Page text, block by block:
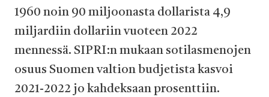
1960 noin 90 miljoonasta dollarista 4,9
miljardiin dollariin vuoteen 2022
mennessä. SIPRI:n mukaan sotilasmenojen
osuus Suomen valtion budjetista kasvoi
2021-2022 jo kahdeksaan prosenttiin.